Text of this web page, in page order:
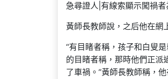
急尋證人|有線索顯示闖禍
黃師長教師說，之后他在網
“有目睹者稱，孩子和白叟
的目睹者稱，那時他們正派
了車禍。”黃師長教師稱，